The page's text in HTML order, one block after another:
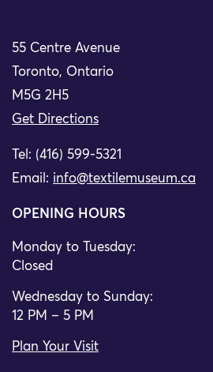
55 Centre Avenue
Toronto, Ontario
M5G 2H5
Get Directions
Tel: (416) 599-5321
Email: info@textilemuseum.ca
OPENING HOURS
Monday to Tuesday:
Closed
Wednesday to Sunday:
12 PM – 5 PM
Plan Your Visit